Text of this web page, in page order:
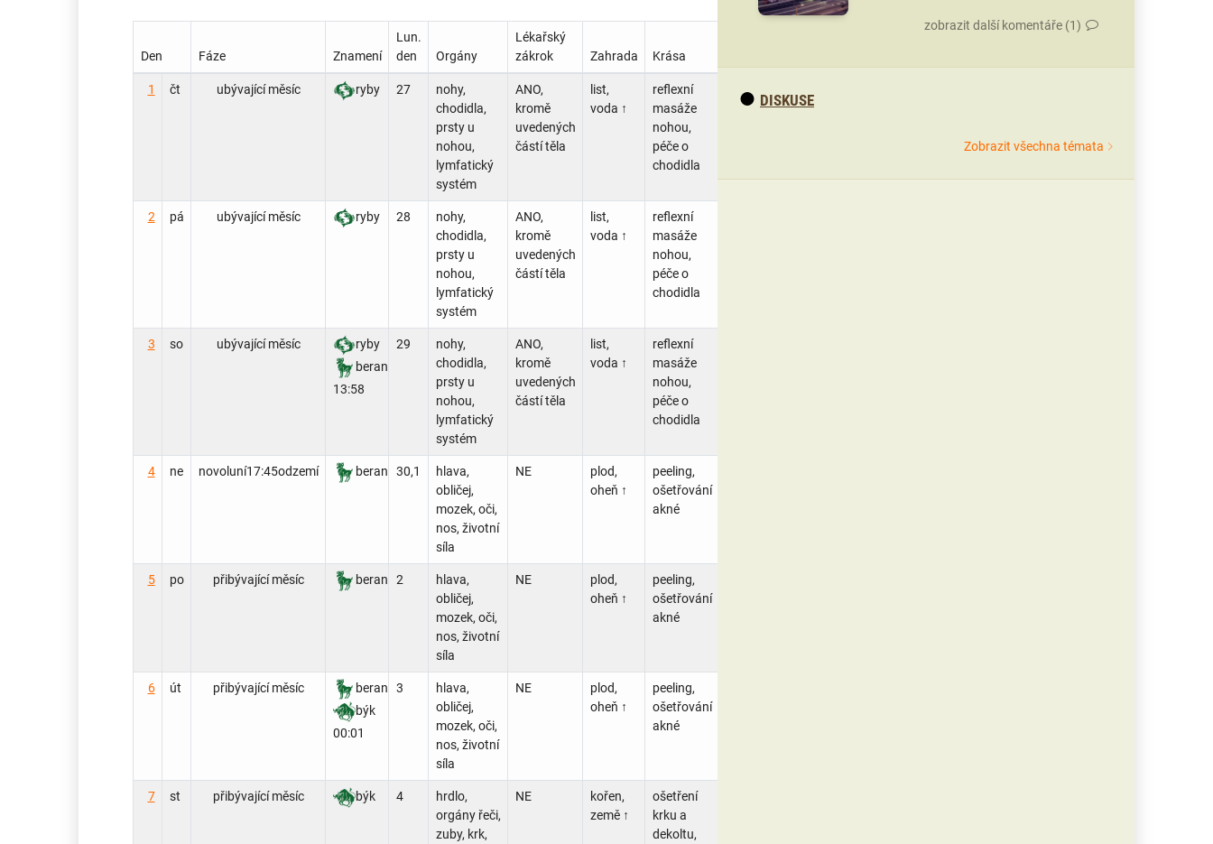
Den Fáze Znamení
Lun.
den
Orgány
Lékařský
zákrok
Zahrada Krása
1 čt ubývající měsíc ryby 27
nohy,
chodidla,
prsty u
nohou,
lymfatický
systém
ANO,
kromě
uvedených
částí těla
list,
voda ↑
reflexní
masáže
nohou,
péče o
chodidla
2 pá ubývající měsíc ryby 28
nohy,
chodidla,
prsty u
nohou,
lymfatický
systém
ANO,
kromě
uvedených
částí těla
list,
voda ↑
reflexní
masáže
nohou,
péče o
chodidla
3 so ubývající měsíc
ryby
beran
13:58
29
nohy,
chodidla,
prsty u
nohou,
lymfatický
systém
ANO,
kromě
uvedených
částí těla
list,
voda ↑
reflexní
masáže
nohou,
péče o
chodidla
4 ne novoluní17:45odzemí beran 30,1
hlava,
obličej,
mozek, oči,
nos, životní
síla
NE
plod,
oheň ↑
peeling,
ošetřování
akné
5 po přibývající měsíc beran 2
hlava,
obličej,
mozek, oči,
nos, životní
síla
NE
plod,
oheň ↑
peeling,
ošetřování
akné
6 út přibývající měsíc
beran
býk
00:01
3
hlava,
obličej,
mozek, oči,
nos, životní
síla
NE
plod,
oheň ↑
peeling,
ošetřování
akné
7 st přibývající měsíc býk 4
hrdlo,
orgány řeči,
zuby, krk,
NE
kořen,
země ↑
ošetření
krku a
dekoltu,
zobrazit další komentáře (1)
DISKUSE
Zobrazit všechna témata